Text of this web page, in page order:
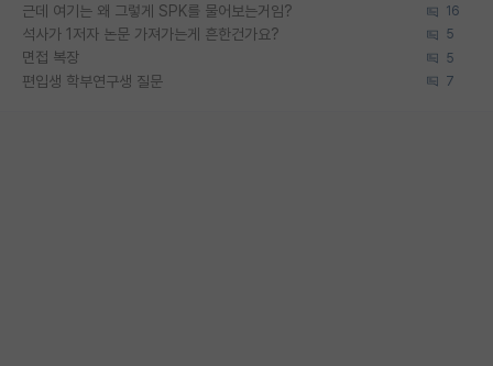
근데 여기는 왜 그렇게 SPK를 물어보는거임? 16
석사가 1저자 논문 가져가는게 흔한건가요? 5
면접 복장 5
편입생 학부연구생 질문 7